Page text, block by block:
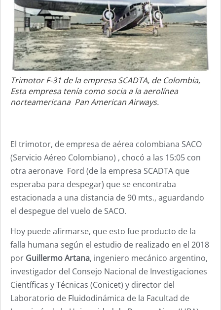
Trimotor F-31 de la empresa SCADTA, de Colombia,
Esta empresa tenía como socia a la aerolínea
norteamericana Pan American Airways.
El trimotor, de empresa de aérea colombiana SACO
(Servicio Aéreo Colombiano) , chocó a las 15:05 con
otra aeronave Ford (de la empresa SCADTA que
esperaba para despegar) que se encontraba
estacionada a una distancia de 90 mts., aguardando
el despegue del vuelo de SACO.
Hoy puede afirmarse, que esto fue producto de la
falla humana según el estudio de realizado en el 2018
por Guillermo Artana, ingeniero mecánico argentino,
investigador del Consejo Nacional de Investigaciones
Científicas y Técnicas (Conicet) y director del
Laboratorio de Fluidodinámica de la Facultad de